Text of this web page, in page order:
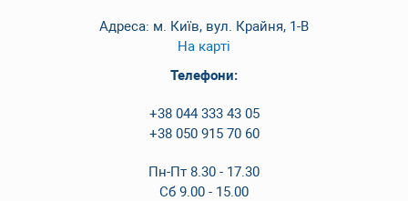
Адреса: м. Київ, вул. Крайня, 1-В
На карті
Телефони:
+38 044 333 43 05
+38 050 915 70 60
Пн-Пт 8.30 - 17.30
Сб 9.00 - 15.00